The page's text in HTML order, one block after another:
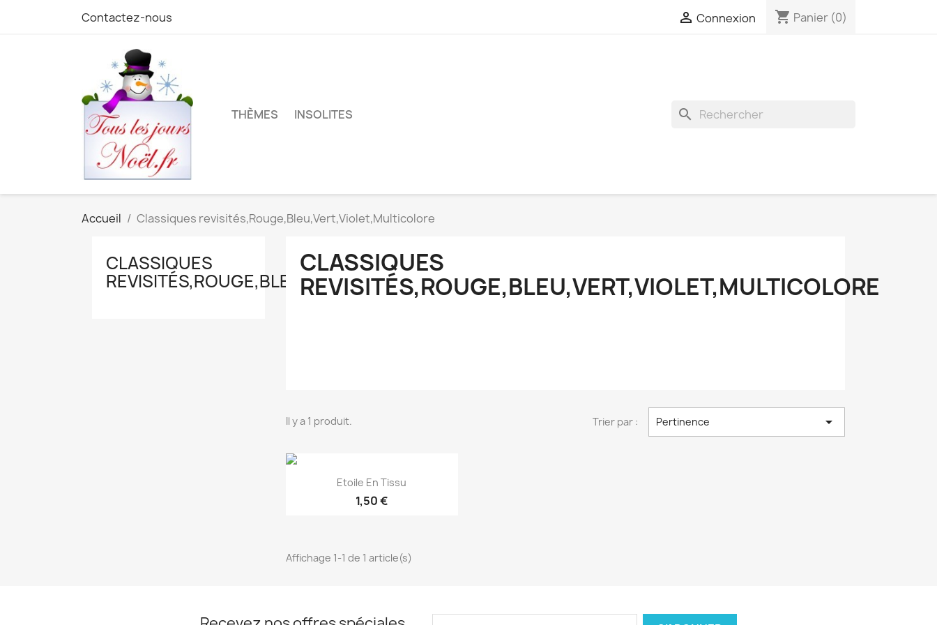
Contactez-nous  Connexion shopping_cart Panier (0)
THÈMES INSOLITES search
Accueil Classiques revisités,Rouge,Bleu,Vert,Violet,Multicolore
CLASSIQUES
REVISITÉS,ROUGE,BLEU,VERT,VIOLET,MULTICOLORE
CLASSIQUES
REVISITÉS,ROUGE,BLEU,VERT,VIOLET,MULTICOLORE
Il y a 1 produit. Trier par : Pertinence 
Aperçu rapide
Etoile En Tissu
1,50 €
Affichage 1-1 de 1 article(s)